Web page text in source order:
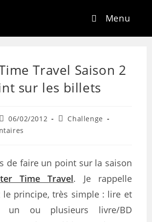
Menu
Travel Saison 2
sur les billets
06/02/2012
Challenge
de faire un point sur la saison
Time Travel. Je rappelle
le principe, très simple : lire et
un ou plusieurs livre/BD